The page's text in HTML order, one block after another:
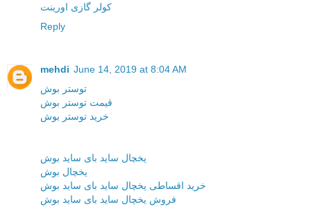
کولر گازی اورینت
Reply
mehdi June 14, 2019 at 8:04 AM
توستر بوش
قیمت توستر بوش
خرید توستر بوش
یخچال ساید بای ساید بوش
یخچال بوش
خرید اقساطی یخچال ساید بای ساید بوش
فروش یخچال ساید بای ساید بوش